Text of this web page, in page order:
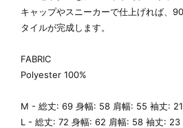
キャップやスニーカーで仕上げれば、
タイルが完成します。
FABRIC
Polyester 100%
M - 総丈: 69 身幅: 58 肩幅: 55 袖丈: 21
L - 総丈: 72 身幅: 62 肩幅: 58 袖丈: 23